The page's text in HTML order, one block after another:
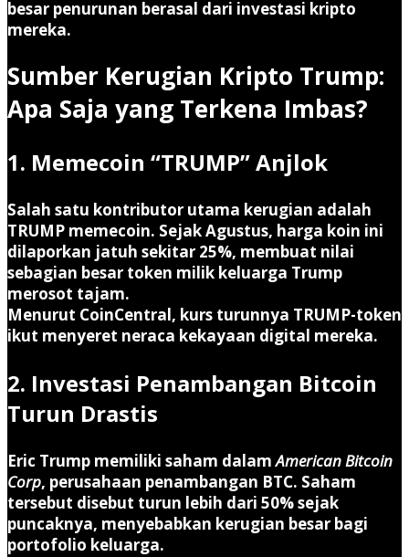
besar penurunan berasal dari investasi kripto
mereka.
Sumber Kerugian Kripto Trump:
Apa Saja yang Terkena Imbas?
1. Memecoin “TRUMP” Anjlok
Salah satu kontributor utama kerugian adalah
TRUMP memecoin. Sejak Agustus, harga koin ini
dilaporkan jatuh sekitar 25%, membuat nilai
sebagian besar token milik keluarga Trump
merosot tajam.
Menurut CoinCentral, kurs turunnya TRUMP-token
ikut menyeret neraca kekayaan digital mereka.
2. Investasi Penambangan Bitcoin
Turun Drastis
Eric Trump memiliki saham dalamAmerican Bitcoin
Corp, perusahaan penambangan BTC. Saham
tersebut disebut turun lebih dari 50% sejak
puncaknya, menyebabkan kerugian besar bagi
portofolio keluarga.